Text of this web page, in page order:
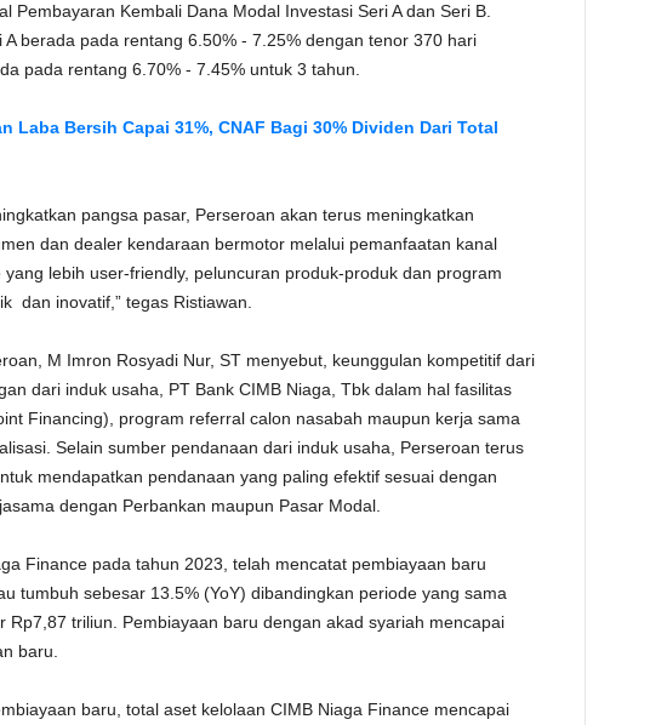
Pembayaran Kembali Dana Modal Investasi Seri A dan Seri B.
berada pada rentang 6.50% - 7.25% dengan tenor 370 hari
pada rentang 6.70% - 7.45% untuk 3 tahun.
Laba Bersih Capai 31%, CNAF Bagi 30% Dividen Dari Total
pangsa pasar, Perseroan akan terus meningkatkan
dan dealer kendaraan bermotor melalui pemanfaatan kanal
lebih user-friendly, peluncuran produk-produk dan program
dan inovatif,” tegas Ristiawan.
M Imron Rosyadi Nur, ST menyebut, keunggulan kompetitif dari
dari induk usaha, PT Bank CIMB Niaga, Tbk dalam hal fasilitas
Financing), program referral calon nasabah maupun kerja sama
Selain sumber pendanaan dari induk usaha, Perseroan terus
mendapatkan pendanaan yang paling efektif sesuai dengan
dengan Perbankan maupun Pasar Modal.
Finance pada tahun 2023, telah mencatat pembiayaan baru
tumbuh sebesar 13.5% (YoY) dibandingkan periode yang sama
Rp7,87 triliun. Pembiayaan baru dengan akad syariah mencapai
baru.
baru, total aset kelolaan CIMB Niaga Finance mencapai